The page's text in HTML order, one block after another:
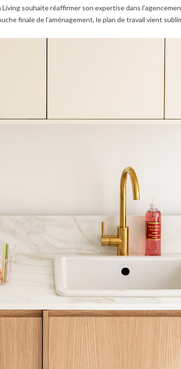
souhaite réaffirmer son expertise dans
finale de l’aménagement, le plan de travail vient